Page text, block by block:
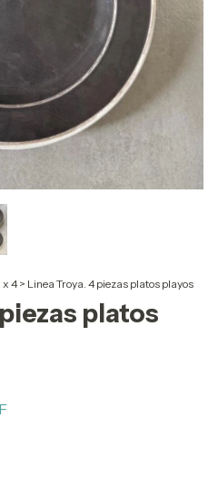
x 4 > Linea Troya. 4 piezas platos playos
platos